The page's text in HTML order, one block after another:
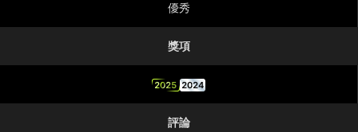
優秀
獎項
2025 2024
評論